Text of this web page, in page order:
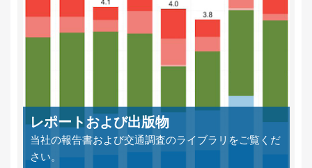
レポートおよび出版物
当社の報告書および交通調査のライブラリをご覧くだ
さい。